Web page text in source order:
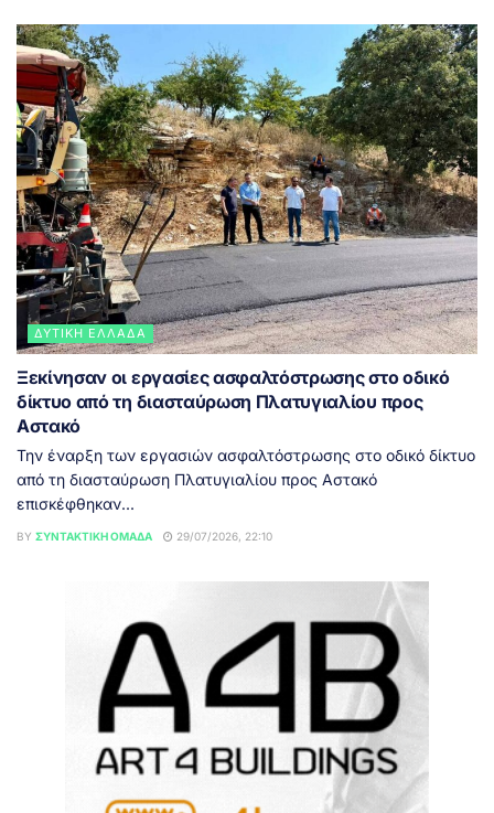
ΔΥΤΙΚΉ ΕΛΛΆΔΑ
Ξεκίνησαν οι εργασίες ασφαλτόστρωσης στο οδικό
δίκτυο από τη διασταύρωση Πλατυγιαλίου προς
Αστακό
Την έναρξη των εργασιών ασφαλτόστρωσης στο οδικό δίκτυο
από τη διασταύρωση Πλατυγιαλίου προς Αστακό
επισκέφθηκαν...
BY ΣΥΝΤΑΚΤΙΚΉ ΟΜΆΔΑ 29/07/2026, 22:10